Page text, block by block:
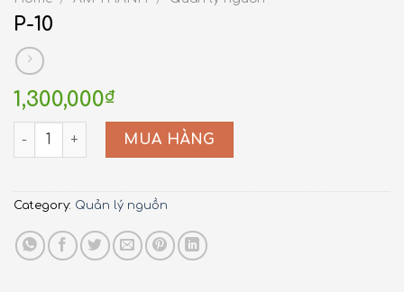
P-10
1,300,000₫
P-10 quantity
MUA HÀNG
Category: Quản lý nguồn